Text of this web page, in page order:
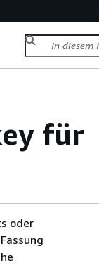
für
oder